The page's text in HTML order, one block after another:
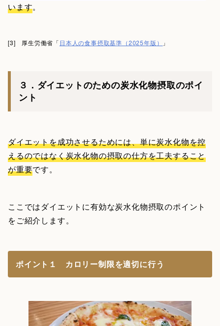
います。
[3] 厚生労働省「 日本人の食事摂取基準（2025年版） 」
３．ダイエットのための炭水化物摂取のポイ
ント
ダイエットを成功させるためには、単に炭水化物を控
えるのではなく炭水化物の摂取の仕方を工夫すること
が重要です。
ここではダイエットに有効な炭水化物摂取のポイント
をご紹介します。
ポイント１ カロリー制限を適切に行う